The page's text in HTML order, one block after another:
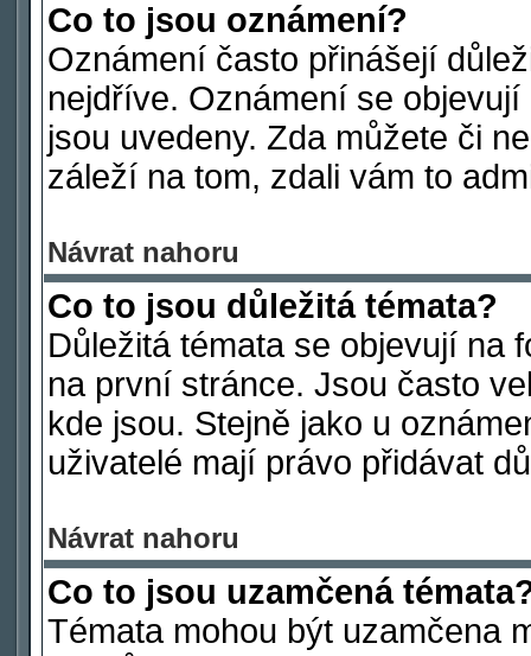
Co to jsou oznámení?
Oznámení často přinášejí
nejdříve. Oznámení se
jsou uvedeny. Zda můžete či
záleží na tom, zdali vám to
Návrat nahoru
Co to jsou důležitá témata?
Důležitá témata se objevují na
na první stránce. Jsou často
kde jsou. Stejně jako u
uživatelé mají právo přidávat
Návrat nahoru
Co to jsou uzamčená
Témata mohou být uzamčena